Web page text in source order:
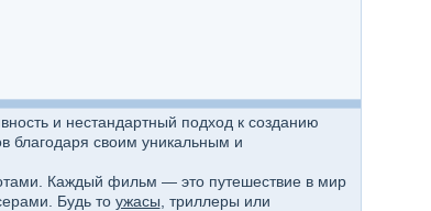
и нестандартный подход к созданию
благодаря своим уникальным и
Каждый фильм — это путешествие в мир
Будь то ужасы , триллеры или